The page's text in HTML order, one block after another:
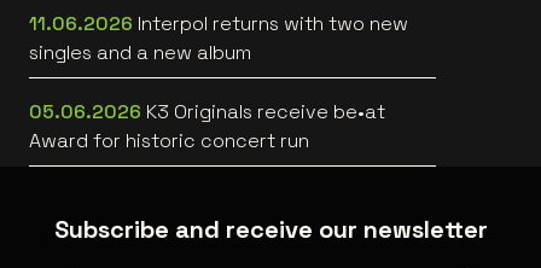
11.06.2026 Interpol returns with two new
singles and a new album
05.06.2026 K3 Originals receive be•at
Award for historic concert run
Subscribe and receive our newsletter